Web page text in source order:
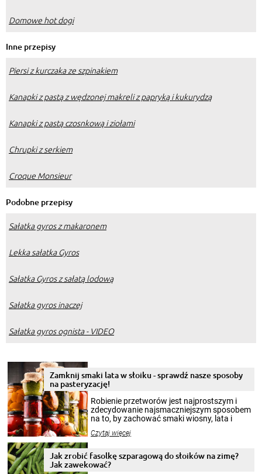
Domowe hot dogi
Inne przepisy
Piersi z kurczaka ze szpinakiem
Kanapki z pastą z wędzonej makreli z papryką i kukurydzą
Kanapki z pastą czosnkową i ziołami
Chrupki z serkiem
Croque Monsieur
Podobne przepisy
Sałatka gyros z makaronem
Lekka sałatka Gyros
Sałatka Gyros z sałatą lodową
Sałatka gyros inaczej
Sałatka gyros ognista - VIDEO
Zamknij smaki lata w słoiku - sprawdź nasze sposoby
na pasteryzację!
Robienie przetworów jest najprostszym i
zdecydowanie najsmaczniejszym sposobem
na to, by zachować smaki wiosny, lata i
krajobrazów, by cieszyć nimi oko w sezonie
pełni poczuć atmosferę cieplejszych
miesięcy. Przygotowanie słoików ze
Czytaj więcej
Jak zrobić fasolkę szparagową do słoików na zimę?
Jak zawekować?